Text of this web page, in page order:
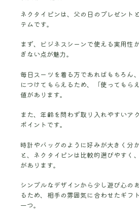
ネクタイピンは、父の日のプレゼント
テムです。
まず、ビジネスシーンで使える実用性
ぎない点が魅力。
毎日スーツを着る方であればもちろん
につけてもらえるため、「使ってもら
値があります。
また、年齢を問わず取り入れやすいア
ポイントです。
時計やバッグのように好みが大きく分
と、ネクタイピンは比較的選びやすく
があります。
シンプルなデザインから少し遊び心の
るため、相手の雰囲気に合わせたギフ
一つ。